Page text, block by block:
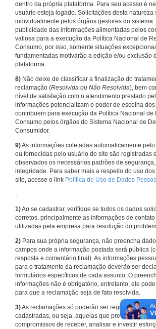
dentro da própria plataforma. Para seu acesso é
usuário esteja logado. Solicitações desta natureza
individualmente pelos órgãos gestores do
publicidade das informações alimentadas pelos
valiosa para a execução da Política Nacional de
Consumo, por isso, somente situações
fundamentadas motivarão a edição e/ou exclusão
plataforma.
8) Não deixe de classificar a finalização do
reclamação (Resolvida ou Não Resolvida), bem
nível de satisfação com o atendimento prestado
informações potencializam o poder de escolha
contribuem para execução da Política Nacional de
Consumo pelos órgãos do Sistema Nacional de
Consumidor.
9)As informações coletadas automaticamente pelo
ou fornecidas pelo usuário do site são registradas
observados os necessários padrões de
integridade. Para saber mais a respeito do uso
site, acesse o link Política de Uso de Dados
,
1)Ao se cadastrar, verifique se todos os dados
corretos, principalmente as informações de
utilizadas pela empresa para resolução do
2) Para sua própria segurança, não preencha
campos onde a informação postada será pública
resposta e comentário final). As informações
para o tratamento da reclamação deverão ser
formulários específicos de cada assunto. O
informações não é obrigatório, entretanto, ele
para que a reclamação seja de fato resolvida.
3)As reclamações só poderão ser registradas em
cadastradas, ou seja, aquelas que previamente
compromissos de receber, analisar e investir